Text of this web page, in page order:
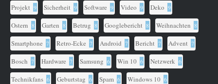
Projekt 9 Sicherheit 9 Software 9 Video 9 Deko 9
Ostern 8 Garten 8 Betrug 8 Googlebericht 8 Weihnachten 8
Smartphone 7 Retro-Ecke 7 Android 7 Bericht 7 Advent 7
Bosch 7 Hardware 7 Samsung 6 Win 10 6 Netzwerk 6
Technikfans 6 Geburtstag 6 Spam 6 Windows 10 6